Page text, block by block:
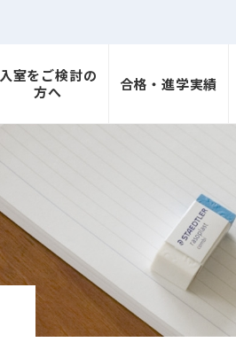
入室をご検討の
方へ
合格・進学実績